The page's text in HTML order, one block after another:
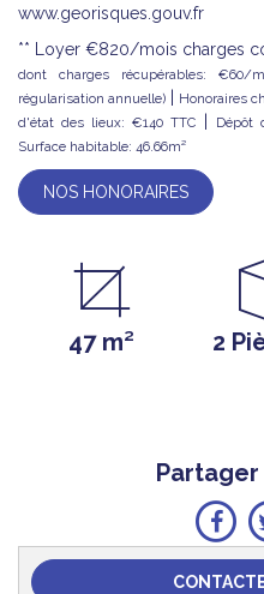
www.georisques.gouv.fr
**
Loyer €820/mois charges
dont charges récupérables: €60/
régularisation annuelle)
Honoraires
d'état des lieux: €140 TTC
Dépôt
Surface habitable: 46.66m²
NOS HONORAIRES
47 m² 2